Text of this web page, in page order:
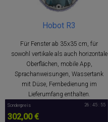
Hobot R3
Für Fenster ab 35x35 cm, für
sowohl vertikale als auch horizontale
Oberflächen, mobile App,
Sprachanweisungen, Wassertank
mit Düse, Fernbedienung im
Lieferumfang enthalten.
Sonderpreis
302,00 €
26 : 45 : 54